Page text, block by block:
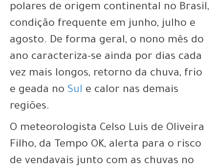
polares de origem continental no Brasil,
condição frequente em junho, julho e
agosto. De forma geral, o nono mês do
ano caracteriza-se ainda por dias cada
vez mais longos, retorno da chuva, frio
e geada no Sul e calor nas demais
regiões.
O meteorologista Celso Luis de Oliveira
Filho, da Tempo OK, alerta para o risco
de vendavais junto com as chuvas no